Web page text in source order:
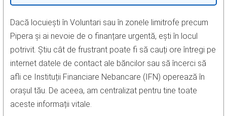
Dacă locuiești în Voluntari sau în zonele limitrofe precum
Pipera și ai nevoie de o finanțare urgentă, ești în locul
potrivit. Știu cât de frustrant poate fi să cauți ore întregi pe
internet datele de contact ale băncilor sau să încerci să
afli ce Instituții Financiare Nebancare (IFN) operează în
orașul tău. De aceea, am centralizat pentru tine toate
aceste informații vitale.